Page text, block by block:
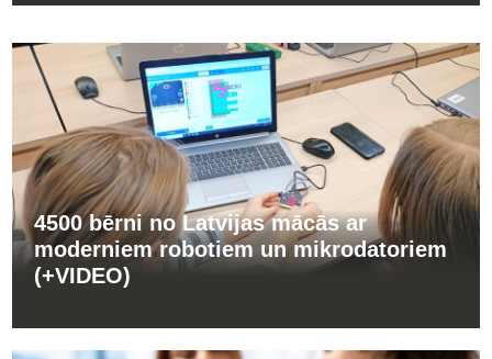
4500 bērni no Latvijas mācās ar
moderniem robotiem un mikrodatoriem
(+VIDEO)